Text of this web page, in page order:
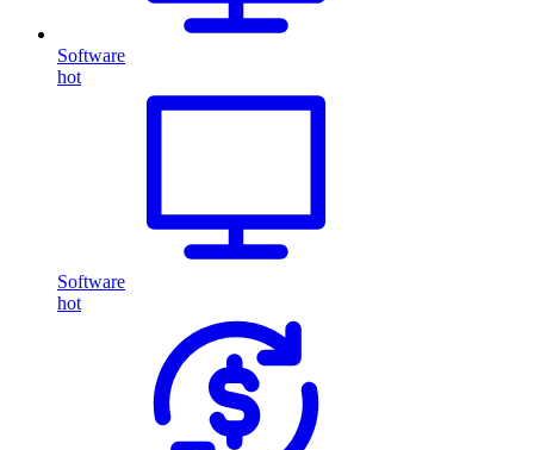
Software
hot
Software
hot